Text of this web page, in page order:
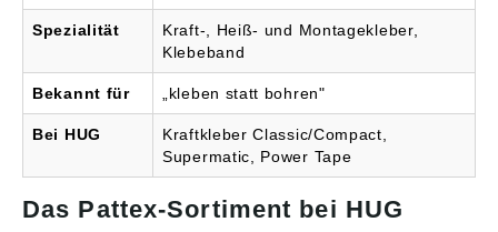
dnung ((EU) 2023/998):
Henkel AG & Co. KGaA,
69123 Heidelberg, DE,
corporate.communicatio
Spezialität
Kraft-, Heiß- und Montagekleber,
Klebeband
Bekannt für „kleben statt bohren"
Bei HUG
Kraftkleber Classic/Compact,
Supermatic, Power Tape
Das Pattex-Sortiment bei HUG